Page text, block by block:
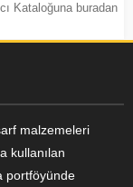
Kataloğuna buradan
malzemeleri
kullanılan
portföyünde